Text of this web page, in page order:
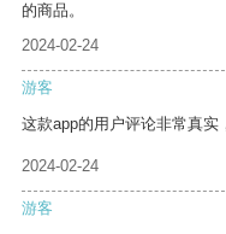
的商品。
2024-02-24
游客
这款app的用户评论非常真实
2024-02-24
游客